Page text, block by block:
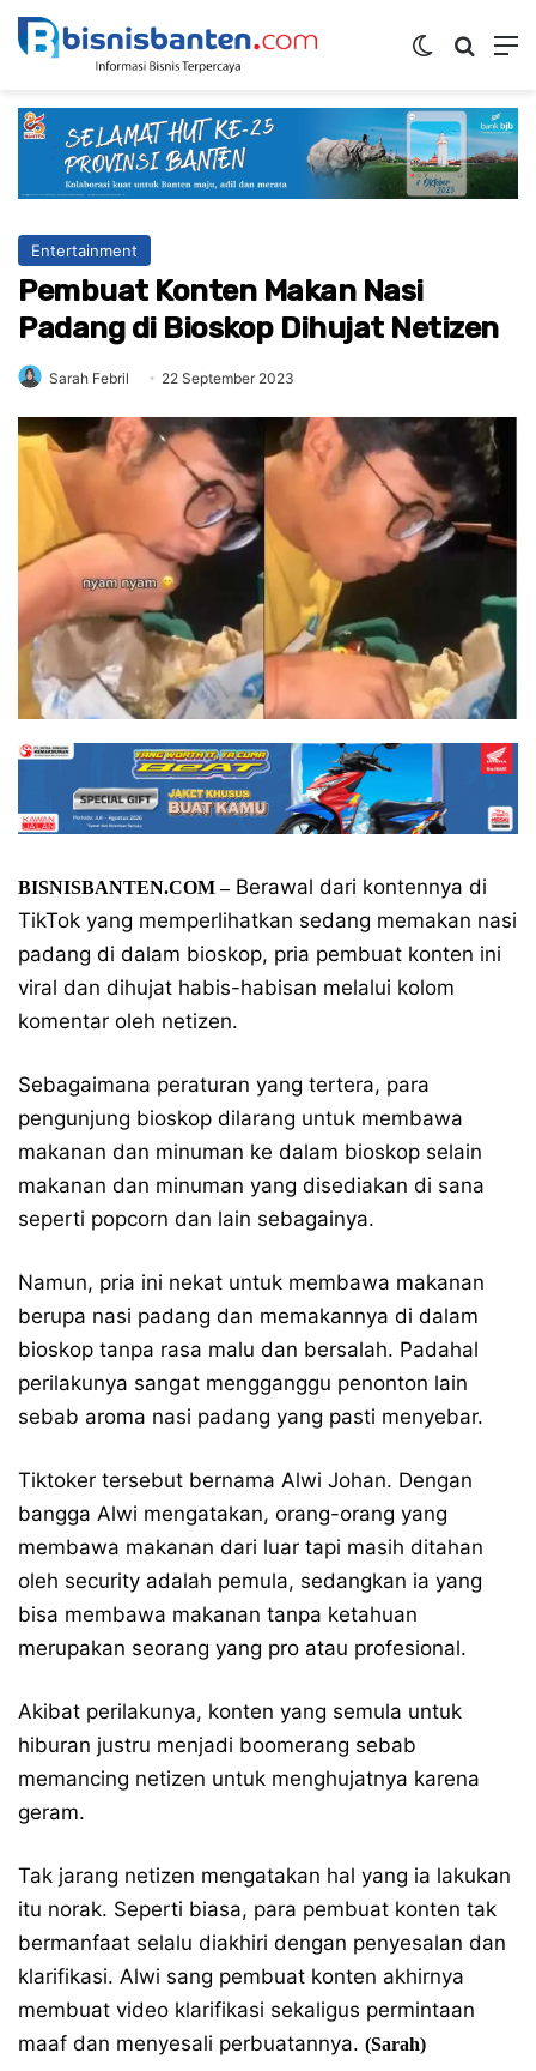
Switch skin
Entertainment
Pembuat Konten Makan Nasi
Padang di Bioskop Dihujat Netizen
Sarah Febril 22 September 2023
BISNISBANTEN.COM –Berawal dari kontennya di
TikTok yang memperlihatkan sedang memakan nasi
padang di dalam bioskop, pria pembuat konten ini
viral dan dihujat habis-habisan melalui kolom
komentar oleh netizen.
Sebagaimana peraturan yang tertera, para
pengunjung bioskop dilarang untuk membawa
makanan dan minuman ke dalam bioskop selain
makanan dan minuman yang disediakan di sana
seperti popcorn dan lain sebagainya.
Namun, pria ini nekat untuk membawa makanan
berupa nasi padang dan memakannya di dalam
bioskop tanpa rasa malu dan bersalah. Padahal
perilakunya sangat mengganggu penonton lain
sebab aroma nasi padang yang pasti menyebar.
Tiktoker tersebut bernama Alwi Johan. Dengan
bangga Alwi mengatakan, orang-orang yang
membawa makanan dari luar tapi masih ditahan
oleh security adalah pemula, sedangkan ia yang
bisa membawa makanan tanpa ketahuan
merupakan seorang yang pro atau profesional.
Akibat perilakunya, konten yang semula untuk
hiburan justru menjadi boomerang sebab
memancing netizen untuk menghujatnya karena
geram.
Tak jarang netizen mengatakan hal yang ia lakukan
itu norak. Seperti biasa, para pembuat konten tak
bermanfaat selalu diakhiri dengan penyesalan dan
klarifikasi. Alwi sang pembuat konten akhirnya
membuat video klarifikasi sekaligus permintaan
maaf dan menyesali perbuatannya. (Sarah)